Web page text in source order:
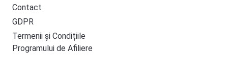
Contact
GDPR
Termenii și Condițiile
Programului de Afiliere